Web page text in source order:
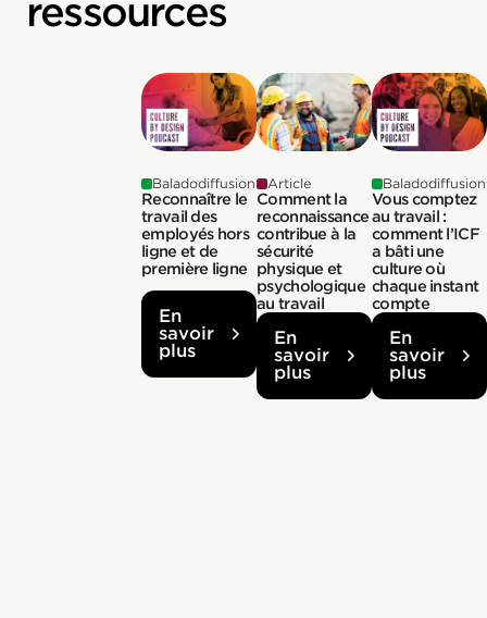
ressources
Baladodiffusion
Reconnaître le
travail des
employés hors
ligne et de
première ligne
En
savoir
plus
Article
Comment la
reconnaissance
contribue à la
sécurité
physique et
psychologique
au travail
En
savoir
plus
Baladodiffusion
Vous comptez
au travail :
comment l’ICF
a bâti une
culture où
chaque instant
compte
En
savoir
plus